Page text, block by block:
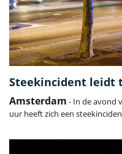
Steekincident leidt
Amsterdam - In de avond
uur heeft zich een